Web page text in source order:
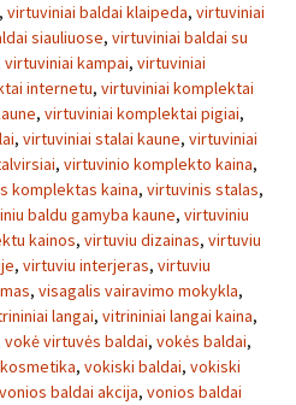
, virtuviniai baldai klaipeda, virtuviniai
siauliuose, virtuviniai baldai su
virtuviniai kampai, virtuviniai
internetu, virtuviniai komplektai
, virtuviniai komplektai pigiai,
, virtuviniai stalai kaune, virtuviniai
, virtuvinio komplekto kaina,
komplektas kaina, virtuvinis stalas,
baldu gamyba kaune, virtuviniu
kainos, virtuviu dizainas, virtuviu
, virtuviu interjeras, virtuviu
, visagalis vairavimo mokykla,
langai, vitrininiai langai kaina,
vokė virtuvės baldai, vokės baldai,
, vokiski baldai, vokiski
vonios baldai akcija, vonios baldai